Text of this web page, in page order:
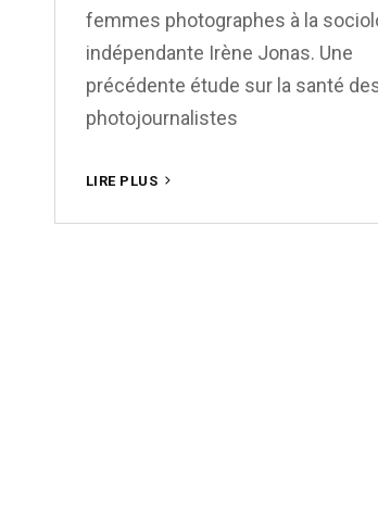
femmes photographes à la
indépendante Irène Jonas. Une
précédente étude sur la santé
photojournalistes
LIRE PLUS
ELLES